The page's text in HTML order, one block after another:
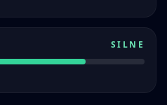
SILNE